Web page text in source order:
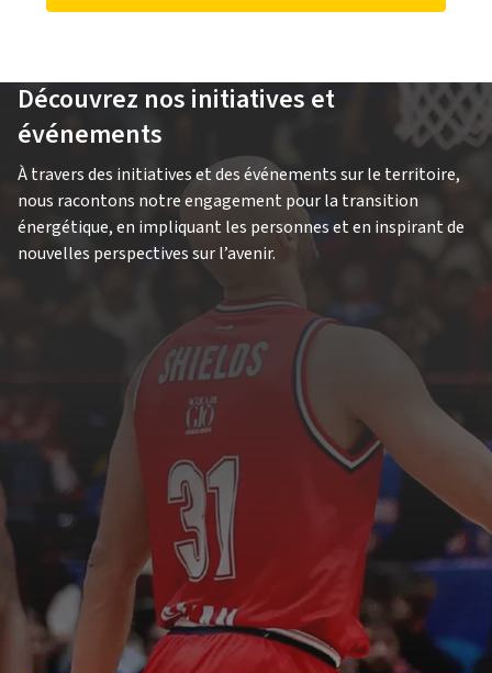
Découvrez nos initiatives et
événements
À travers des initiatives et des événements sur le territoire,
nous racontons notre engagement pour la transition
énergétique, en impliquant les personnes et en inspirant de
nouvelles perspectives sur l’avenir.